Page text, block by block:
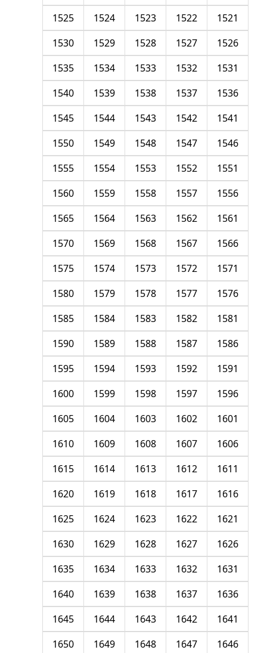
1521
1522
1523
1524
1525
1526
1527
1528
1529
1530
1531
1532
1533
1534
1535
1536
1537
1538
1539
1540
1541
1542
1543
1544
1545
1546
1547
1548
1549
1550
1551
1552
1553
1554
1555
1556
1557
1558
1559
1560
1561
1562
1563
1564
1565
1566
1567
1568
1569
1570
1571
1572
1573
1574
1575
1576
1577
1578
1579
1580
1581
1582
1583
1584
1585
1586
1587
1588
1589
1590
1591
1592
1593
1594
1595
1596
1597
1598
1599
1600
1601
1602
1603
1604
1605
1606
1607
1608
1609
1610
1611
1612
1613
1614
1615
1616
1617
1618
1619
1620
1621
1622
1623
1624
1625
1626
1627
1628
1629
1630
1631
1632
1633
1634
1635
1636
1637
1638
1639
1640
1641
1642
1643
1644
1645
1646
1647
1648
1649
1650